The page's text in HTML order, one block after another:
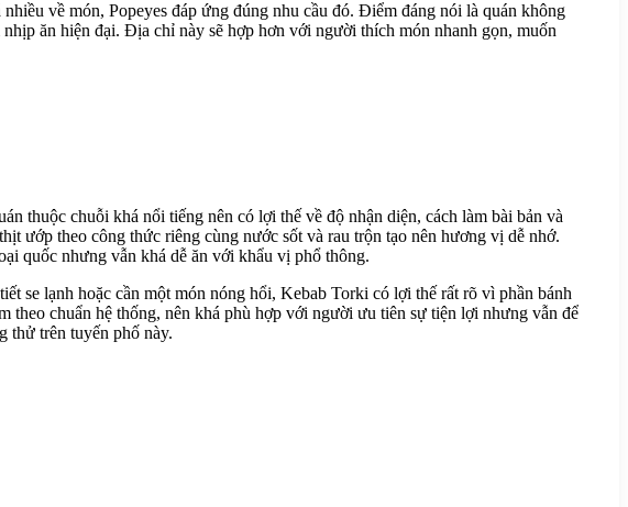
về món, Popeyes đáp ứng đúng nhu cầu đó. Điểm đáng nói là quán không
ăn hiện đại. Địa chỉ này sẽ hợp hơn với người thích món nhanh gọn, muốn
thuộc chuỗi khá nổi tiếng nên có lợi thế về độ nhận diện, cách làm bài bản và
ướp theo công thức riêng cùng nước sốt và rau trộn tạo nên hương vị dễ nhớ.
quốc nhưng vẫn khá dễ ăn với khẩu vị phổ thông.
se lạnh hoặc cần một món nóng hổi, Kebab Torki có lợi thế rất rõ vì phần bánh
theo chuẩn hệ thống, nên khá phù hợp với người ưu tiên sự tiện lợi nhưng vẫn để
thử trên tuyến phố này.